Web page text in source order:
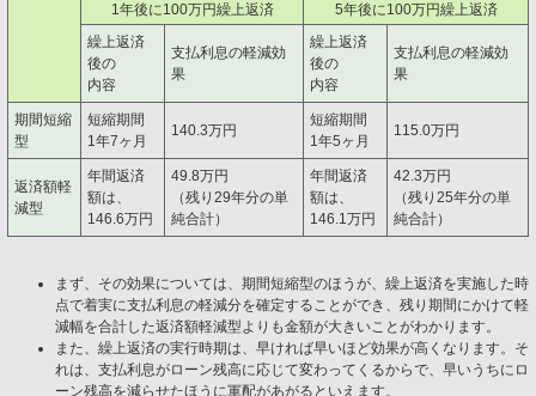
1年後に100万円繰上返済
5年後に100万円繰上返済
繰上返済
後の
内容
支払利息の軽減効
果
繰上返済
後の
内容
支払利息の軽減効
果
期間短縮
型
短縮期間
1年7ヶ月
140.3万円
短縮期間
1年5ヶ月
115.0万円
返済額軽
減型
年間返済
額は、
146.6万円
49.8万円
（残り29年分の単
純合計）
年間返済
額は、
146.1万円
42.3万円
（残り25年分の単
純合計）
まず、その効果については、期間短縮型のほうが、繰上返済を実施した時
点で着実に支払利息の軽減分を確定することができ、残り期間にかけて軽
減幅を合計した返済額軽減型よりも金額が大きいことがわかります。
また、繰上返済の実行時期は、早ければ早いほど効果が高くなります。そ
れは、支払利息がローン残高に応じて変わってくるからで、早いうちにロ
ーン残高を減らせたほうに軍配があがるといえます。